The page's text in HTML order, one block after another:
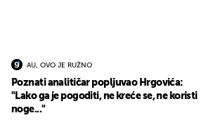
AU, OVO JE RUŽNO
Poznati analitičar popljuvao Hrgovića:
"Lako ga je pogoditi, ne kreće se, ne koristi
noge..."